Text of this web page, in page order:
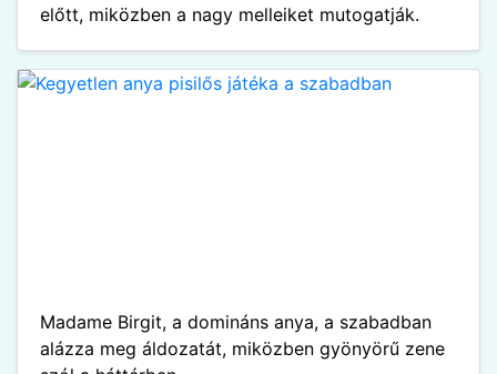
előtt, miközben a nagy melleiket mutogatják.
Madame Birgit, a domináns anya, a szabadban
alázza meg áldozatát, miközben gyönyörű zene